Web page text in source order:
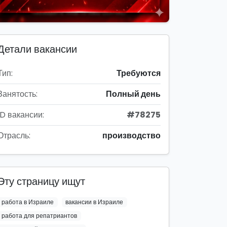
вакансии
Требуются
Полный день
вакансии:
#78275
производство
страницу ищут
работа в Израиле
вакансии в Израиле
работа для репатриантов